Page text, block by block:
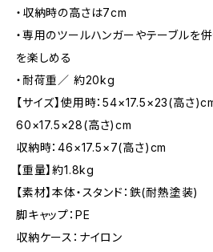
・収納時の高さは7cm
・専用のツールハンガーやテーブルを
を楽しめる
・耐荷重／ 約20kg
【サイズ】使用時：54×17.5×23(高さ
60×17.5×28(高さ)cm
収納時：46×17.5×7(高さ)cm
【重量】約1.8kg
【素材】本体・スタンド：鉄(耐熱塗装)
脚キャップ：PE
収納ケース：ナイロン